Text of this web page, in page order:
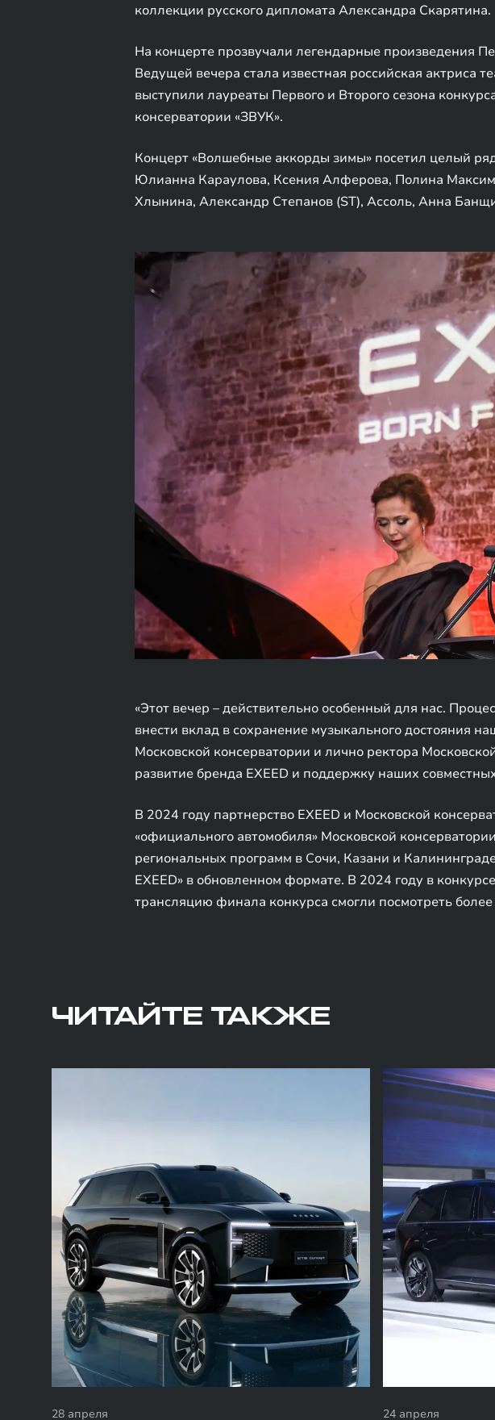
коллекции русского дипломата Александра Скарятина.
На концерте прозвучали легендарные произведения
Ведущей вечера стала известная российская актриса
выступили лауреаты Первого и Второго сезона
консерватории «ЗВУК».
Концерт «Волшебные аккорды зимы» посетил целый
Юлианна Караулова, Ксения Алферова, Полина
Хлынина, Александр Степанов (ST), Ассоль, Анна
«Этот вечер – действительно особенный для нас.
внести вклад в сохранение музыкального достояния
Московской консерватории и лично ректора
развитие бренда EXEED и поддержку наших
В 2024 году партнерство EXEED и Московской
«официального автомобиля» Московской
региональных программ в Сочи, Казани и
EXEED» в обновленном формате. В 2024 году в
трансляцию финала конкурса смогли посмотреть
ЧИТАЙТЕ ТАКЖЕ
28 апреля 24 апреля